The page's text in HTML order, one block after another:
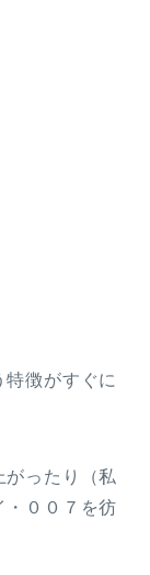
徴がすぐに
ったり（私
・００７を彷